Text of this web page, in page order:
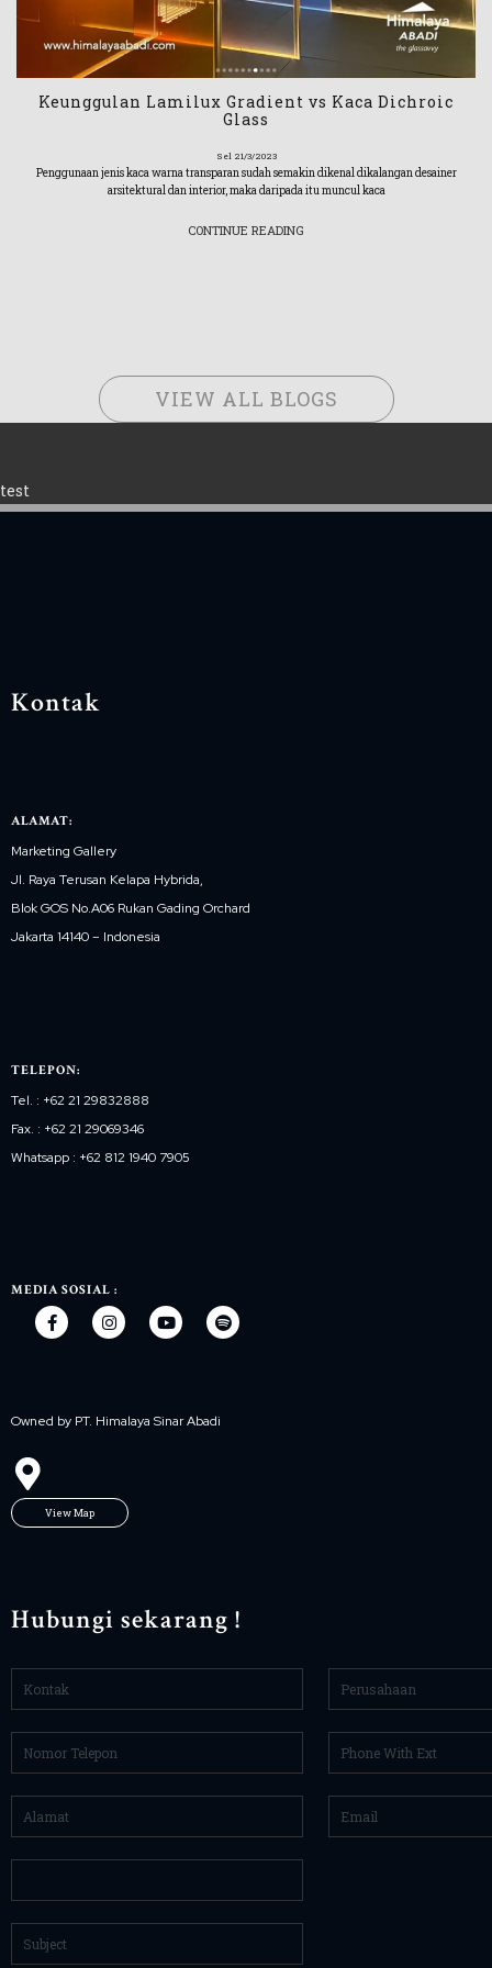
Keunggulan Lamilux Gradient vs Kaca Dichroic
Glass
Sel 21/3/2023
Penggunaan jenis kaca warna transparan sudah semakin dikenal dikalangan desainer
arsitektural dan interior, maka daripada itu muncul kaca
CONTINUE READING
VIEW ALL BLOGS
test
Kontak
ALAMAT:
Marketing Gallery
Jl. Raya Terusan Kelapa Hybrida,
Blok GOS No.A06 Rukan Gading Orchard
Jakarta 14140 – Indonesia
TELEPON:
Tel. : +62 21 29832888
Fax. : +62 21 29069346
Whatsapp : +62 812 1940 7905
MEDIA SOSIAL :
Owned by PT. Himalaya Sinar Abadi
View Map
Hubungi sekarang !